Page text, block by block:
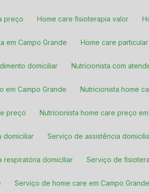
preço Home care fisioterapia valor
em Campo Grande Home care particular
domiciliar Nutricionista com
em Campo Grande Nutricionista home
preço Nutricionista home care preço
domiciliar Serviço de assistência
respiratória domiciliar Serviço de
Serviço de home care em Campo Grande